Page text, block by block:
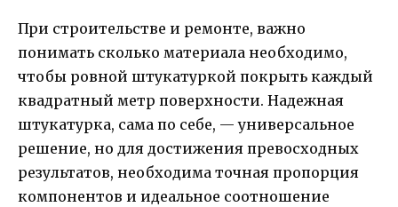
При строительстве и ремонте, важно
понимать сколько материала необходимо,
чтобы ровной штукатуркой покрыть каждый
квадратный метр поверхности. Надежная
штукатурка, сама по себе, — универсальное
решение, но для достижения превосходных
результатов, необходима точная пропорция
компонентов и идеальное соотношение